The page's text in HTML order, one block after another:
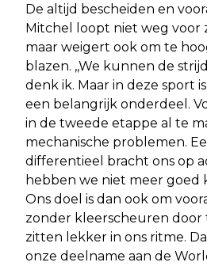
De altijd bescheiden en
Mitchel loopt niet weg voor
maar weigert ook om te
blazen. ,,We kunnen de
denk ik. Maar in deze sport
een belangrijk onderdeel.
in de tweede etappe al te
mechanische problemen.
differentieel bracht ons op
hebben we niet meer goed
Ons doel is dan ook om
zonder kleerscheuren door
zitten lekker in ons ritme.
onze deelname aan de